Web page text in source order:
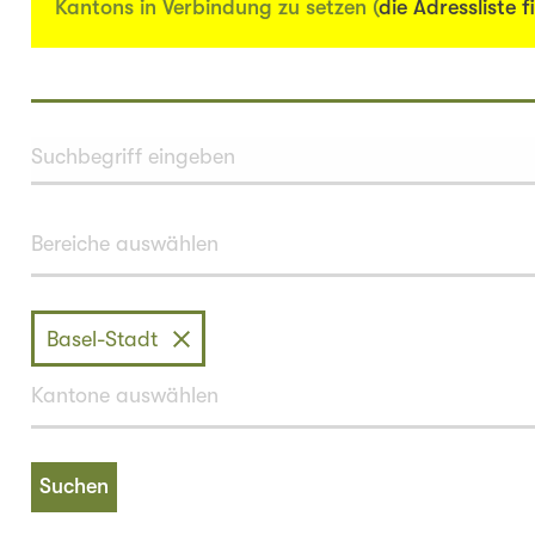
Kantons in Verbindung zu setzen (die Adressliste
Basel-Stadt
Suchen